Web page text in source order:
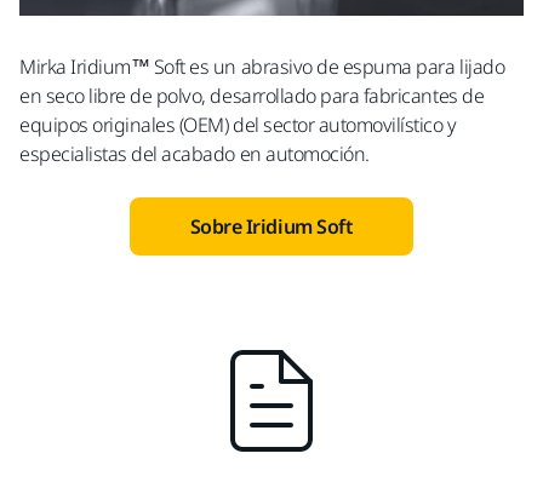
Mirka Iridium™ Soft es un abrasivo de espuma para lijado
en seco libre de polvo, desarrollado para fabricantes de
equipos originales (OEM) del sector automovilístico y
especialistas del acabado en automoción.
Sobre Iridium Soft